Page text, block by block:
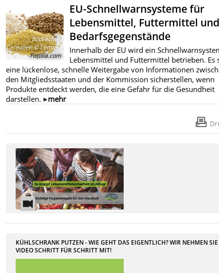
Bildrechte:
Cerealien © Lemur -
Fotolia.com
EU-Schnellwarnsysteme für
Lebensmittel, Futtermittel und
Bedarfsgegenstände
Innerhalb der EU wird ein
Lebensmittel und Futtermittel betrieben. Es
eine lückenlose, schnelle Weitergabe von Informationen
den Mitgliedsstaaten und der Kommission sicherstellen, wenn
Produkte entdeckt werden, die eine Gefahr für die Gesundheit
darstellen.
mehr
KÜHLSCHRANK PUTZEN - WIE GEHT DAS EIGENTLICH? WIR NEHMEN
VIDEO SCHRITT FÜR SCHRITT MIT!